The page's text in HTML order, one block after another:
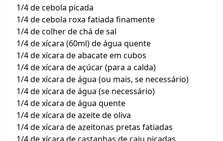
1/4 de cebola picada
1/4 de cebola roxa fatiada finamente
1/4 de colher de chá de sal
1/4 de xícara (60ml) de água quente
1/4 de xícara de abacate em cubos
1/4 de xícara de açúcar (para a calda)
1/4 de xícara de água (ou mais, se necessário)
1/4 de xícara de água (se necessário)
1/4 de xícara de água quente
1/4 de xícara de azeite de oliva
1/4 de xícara de azeitonas pretas fatiadas